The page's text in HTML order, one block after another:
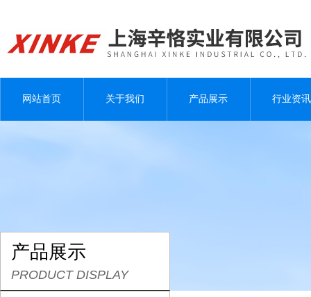
网站首页 关于我们 产品展示 行业资讯
产品展示
PRODUCT DISPLAY